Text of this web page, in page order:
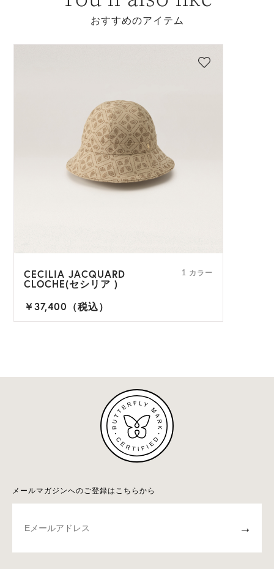
おすすめのアイテム
CECILIA JACQUARD
CLOCHE(セシリア )
1 カラー
￥37,400（税込）
メールマガジンへのご登録はこちらから
→